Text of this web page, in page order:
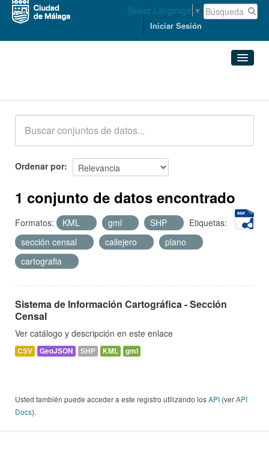
Select Language ▼
Iniciar Sesión
Acerca de
Ordenar por
1 conjunto de datos encontrado
Formatos: KML gml SHP
Etiquetas:
sección censal
callejero
plano
cartografia
Sistema de Información Cartográfica - Sección
Censal
Ver catálogo y descripción en este enlace
CSV GeoJSON SHP KML gml
Usted también puede acceder a este registro utilizando losAPI (verAPI
Docs).